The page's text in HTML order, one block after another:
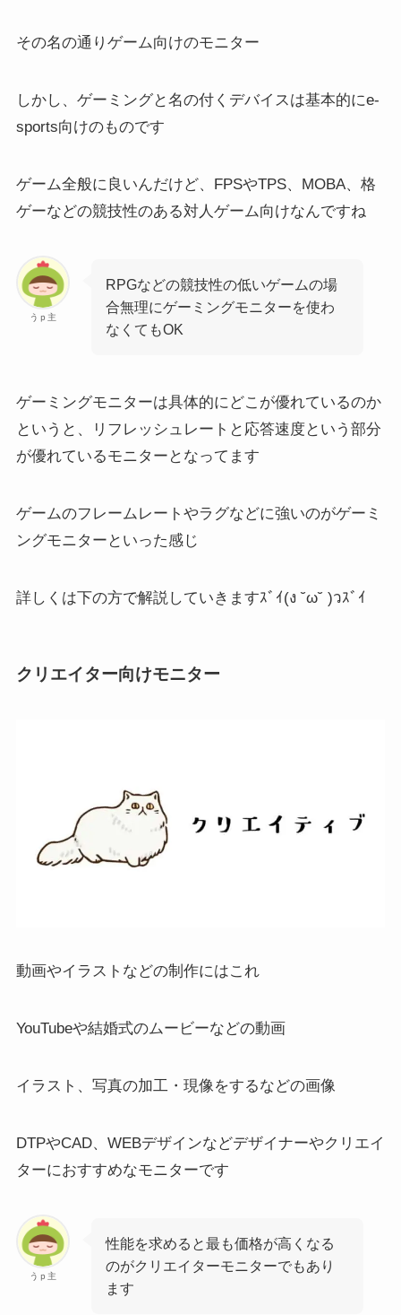
その名の通りゲーム向けのモニター
しかし、 ゲーミングと名の付くデバイスは基本的にe-
sports向けのものです
ゲーム全般に良いんだけど、FPSやTPS、MOBA、格
ゲーなどの競技性のある対人ゲーム向けなんですね
うｐ主
RPGなどの競技性の低いゲームの場
合無理にゲーミングモニターを使わ
なくてもOK
ゲーミングモニターは具体的にどこが優れているのか
というと、
リフレッシュレート と 応答速度 という部分
が優れているモニターとなってます
ゲームのフレームレートやラグなどに強いのがゲーミ
ングモニター といった感じ
詳しくは下の方で解説していきますｽﾞｲ(ง ˘ω˘ )วｽﾞｲ
クリエイター向けモニター
動画やイラストなどの制作にはこれ
YouTubeや結婚式のムービーなどの動画
イラスト、写真の加工・現像をするなどの画像
DTPやCAD、WEBデザインなどデザイナーやクリエイ
ターにおすすめなモニターです
うｐ主
性能を求めると最も価格が高くなる
のがクリエイターモニターでもあり
ます